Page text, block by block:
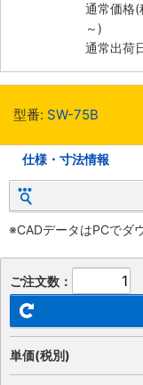
通常価格(
～)
通常出荷
型番: SW-75B
仕様・寸法情報
※CADデータはPCでダ
ご注文数：
単価(税別)